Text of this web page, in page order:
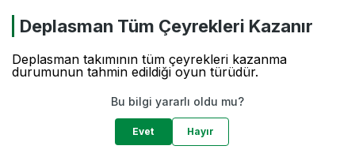
Deplasman Tüm Çeyrekleri Kazanır
Deplasman takımının tüm çeyrekleri kazanma
durumunun tahmin edildiği oyun türüdür.
Bu bilgi yararlı oldu mu?
Evet Hayır